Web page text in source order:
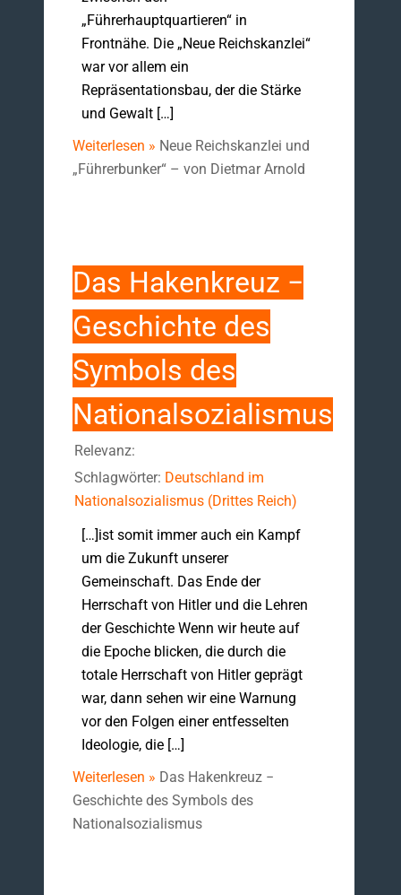
„Führerhauptquartieren“ in
Frontnähe. Die „Neue Reichskanzlei“
war vor allem ein
Repräsentationsbau, der die Stärke
und Gewalt […]
Weiterlesen » Neue Reichskanzlei und
„Führerbunker“ – von Dietmar Arnold
Das Hakenkreuz −
Geschichte des
Symbols des
Nationalsozialismus
Relevanz:
Schlagwörter: Deutschland im
Nationalsozialismus (Drittes Reich)
[…]ist somit immer auch ein Kampf
um die Zukunft unserer
Gemeinschaft. Das Ende der
Herrschaft von Hitler und die Lehren
der Geschichte Wenn wir heute auf
die Epoche blicken, die durch die
totale Herrschaft von Hitler geprägt
war, dann sehen wir eine Warnung
vor den Folgen einer entfesselten
Ideologie, die […]
Weiterlesen » Das Hakenkreuz −
Geschichte des Symbols des
Nationalsozialismus